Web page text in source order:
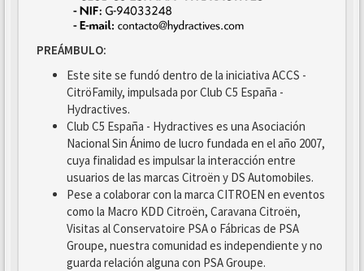
PREÁMBULO:
Este site se fundó dentro de la iniciativa ACCS -
CitröFamily, impulsada por Club C5 España -
Hydractives.
Club C5 España - Hydractives es una Asociación
Nacional Sin Ánimo de lucro fundada en el año 2007,
cuya finalidad es impulsar la interacción entre
usuarios de las marcas Citroën y DS Automobiles.
Pese a colaborar con la marca CITROEN en eventos
como la Macro KDD Citroën, Caravana Citroën,
Visitas al Conservatoire PSA o Fábricas de PSA
Groupe, nuestra comunidad es independiente y no
guarda relación alguna con PSA Groupe.